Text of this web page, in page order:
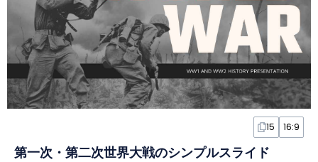
15 16:9
第一次・第二次世界大戦のシンプルスライド